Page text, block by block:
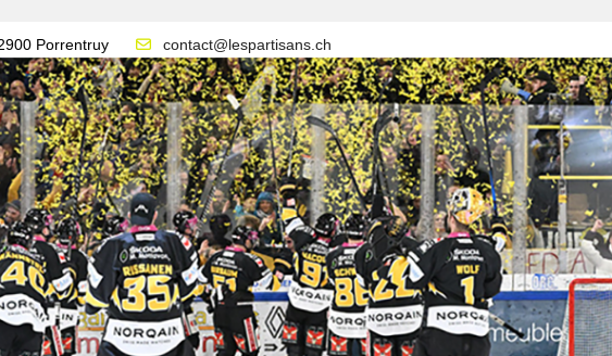
Porrentruy contact@lespartisans.ch